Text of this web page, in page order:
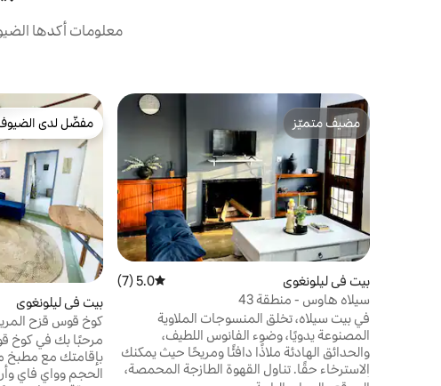
معلومات أكدها
مضيف متميّز
مضيف متميّز
بيت في ليلونغوي متوسط التقييم 5.0 من 5، 7 مراجعات
5.0 (7)
سيلاه هاوس - منطقة 43
في بيت سيلاه، تخلق المنسوجات الملاوية
المصنوعة يدويًا، وضوء الفانوس اللطيف،
والحدائق الهادئة ملاذًا دافئًا ومريحًا حيث يمكنك
الاسترخاء حقًا. تناول القهوة الطازجة المحمصة،
مفضّل لدى الضيوف
مفضّل لدى
بيت في ليلونغوي
كوخ قوس قزح
مرحبًا بك في كوخ
بإقامتك مع مطبخ
الحجم وواي فاي